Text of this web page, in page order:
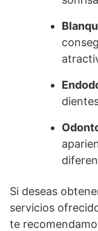
Si deseas
servicios
te